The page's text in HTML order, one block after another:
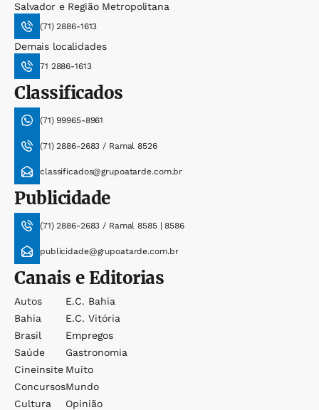
Salvador e Região Metropolitana
(71) 2886-1613
Demais localidades
71 2886-1613
Classificados
(71) 99965-8961
(71) 2886-2683 / Ramal 8526
classificados@grupoatarde.com.br
Publicidade
(71) 2886-2683 / Ramal 8585 | 8586
publicidade@grupoatarde.com.br
Canais e Editorias
Autos
Bahia
Brasil
Saúde
Cineinsite
Concursos
Cultura
E.c. Bahia
E.c. Vitória
Empregos
Gastronomia
Muito
Mundo
Opinião